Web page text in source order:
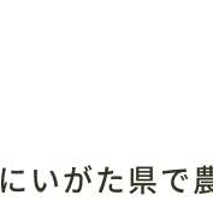
にいがた県で